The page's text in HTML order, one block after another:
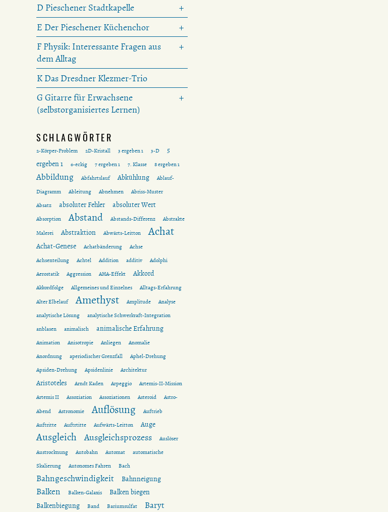
D Pieschener Stadtkapelle
E Der Pieschener Küchenchor
F Physik: Interessante Fragen aus
dem Alltag
K Das Dresdner Klezmer-Trio
G Gitarre für Erwachsene
(selbstorganisiertes Lernen)
SCHLAGWÖRTER
2-Körper-Problem 2D-Kristall 3 ergeben 1 3-D
5
ergeben 1
6-eckig 7 ergeben 1 7. Klasse 8 ergeben 1
Abbildung Abfahrtslauf Abkühlung
Ablauf-
Diagramm
Ableitung Abnehmen
Abriss-Muster
Absatz
absoluter Fehler absoluter Wert
Absorption Abstand Abstands-Differenz
Abstrakte
Malerei
Abstraktion Abwärts-Leitton Achat
Achat-Genese Achatbänderung
Achse
Achsenteilung
Achtel Addition additiv
Adolphi
Aerostatik
Aggression AHA-Effekt Akkord
Akkordfolge Allgemeines und Einzelnes
Alltags-Erfahrung
Alter Elbelauf
Amethyst Amplitude
Analyse
analytische Lösung
analytische Schwerkraft-Integration
anblasen
animalisch animalische Erfahrung
Animation Anisotropie Anliegen
Anomalie
Anordnung
aperiodischer Grenzfall
Aphel-Drehung
Apsiden-Drehung
Apsidenlinie Architektur
Aristoteles Arndt Kaden Arpeggio
Artemis-II-Mission
Artemis II
Assoziation Assoziationen Asteroid
Astro-
Abend
Astronomie Auflösung
Auftrieb
Auftritte
Auftrtitte Aufwärts-Leitton Auge
Ausgleich Ausgleichsprozess
Auslöser
Austrocknung
Autobahn Automat
automatische
Skalierung
Autonomes Fahren Bach
Bahngeschwindigkeit Bahnneigung
Balken Balken-Galaxis
Balken biegen
Balkenbiegung
Band Bariumsulfat Baryt